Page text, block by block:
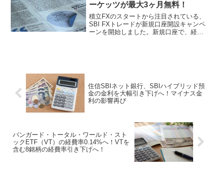
ーケッツが最大3ヶ月無料！
積立FXのスタートから注目されている、
SBI FXトレードが新規口座開設キャンペ
ーンを開始しました。新規口座で、経
住信SBIネット銀行、SBIハイブリッド預
金の金利を大幅引き下げへ！マイナス金
利の影響再び
バンガード・トータル・ワールド・スト
ックETF（VT）の経費率0.14%へ！VTを
含む8銘柄の経費率引き下げへ！